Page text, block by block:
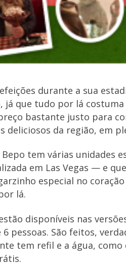
durante a sua
já que tudo por lá
bastante justo para
deliciosos da região, em
Bepo tem várias unidades
em Las Vegas — e
especial no
lá.
disponíveis nas
pessoas. São feitos,
tem refil e a água,